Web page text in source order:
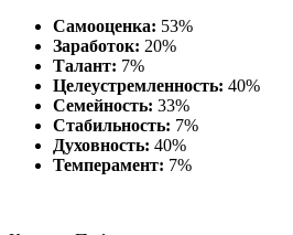
Самооценка: 53%
Заработок: 20%
Талант: 7%
Целеустремленность: 40%
Семейность: 33%
Стабильность: 7%
Духовность: 40%
Темперамент: 7%